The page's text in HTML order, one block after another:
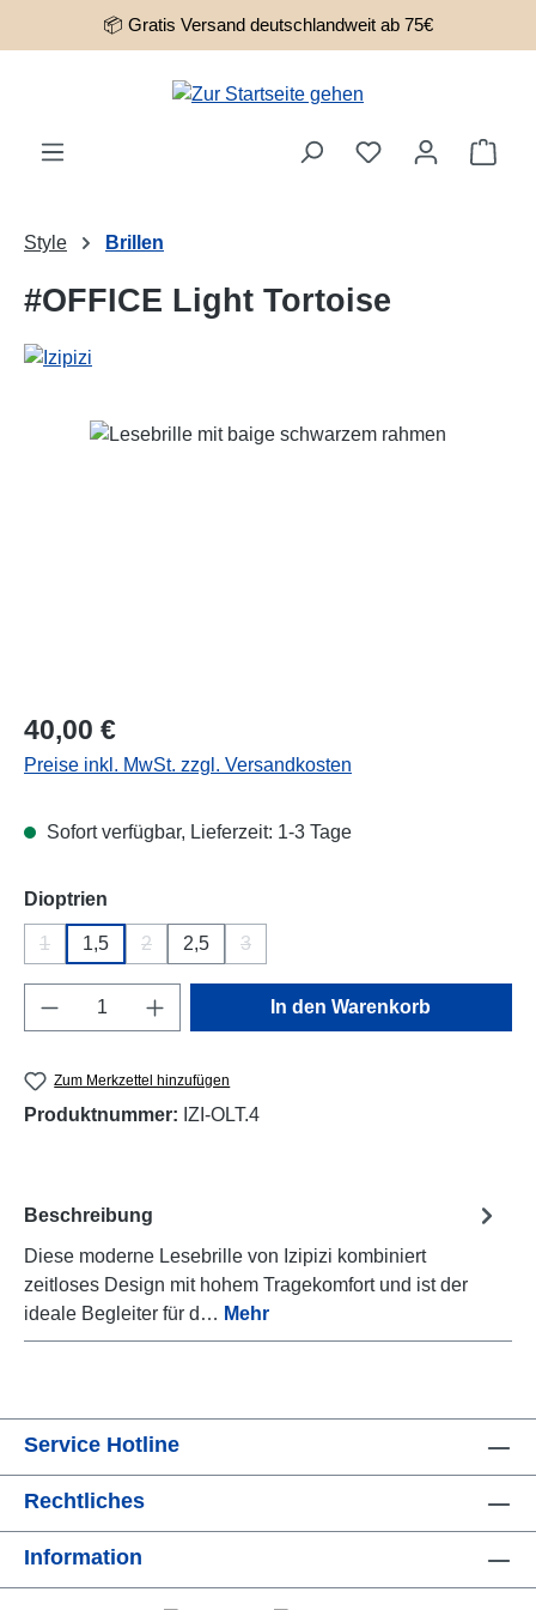
Zum Hauptinhalt springen
📦 Gratis Versand deutschlandweit ab 75€
Style Brillen
#OFFICE Light Tortoise
Bildergalerie überspringen
Regulärer Preis:
40,00 €
Preise inkl. MwSt. zzgl. Versandkosten
Sofort verfügbar, Lieferzeit: 1-3 Tage
Dioptrien
1
(Diese Option ist zurzeit nicht verfügbar.)
1,5 2
(Diese Option ist zurzeit nicht verfügbar.)
2,5 3
Produkt Anzahl: Gib den gewünschten
In den Warenkorb
Zum Merkzettel hinzufügen
Produktnummer: IZI-OLT.4
Beschreibung
Diese moderne Lesebrille von Izipizi kombiniert
zeitloses Design mit hohem Tragekomfort und ist der
ideale Begleiter für d… Mehr
Service Hotline
Rechtliches
Information